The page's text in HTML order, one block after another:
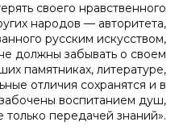
своего нравственного
народов — авторитета,
русским искусством,
должны забывать о своем
памятниках, литературе,
отличия сохранятся и в
воспитанием душ,
только передачей знаний».